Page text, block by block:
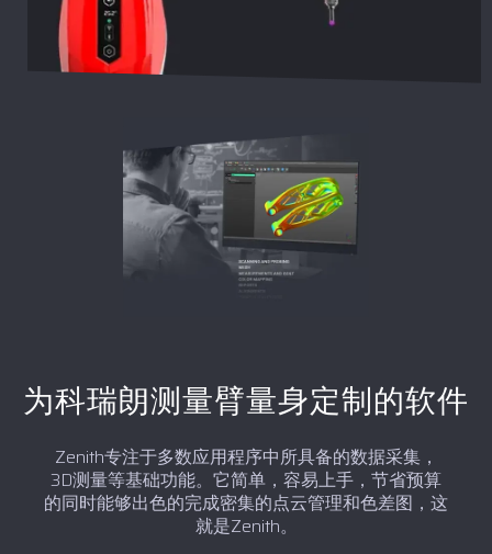
为科瑞朗测量臂量身定制的软件
Zenith专注于多数应用程序中所具备的数据采集，
3D测量等基础功能。它简单，容易上手，节省预算
的同时能够出色的完成密集的点云管理和色差图，这
就是Zenith。